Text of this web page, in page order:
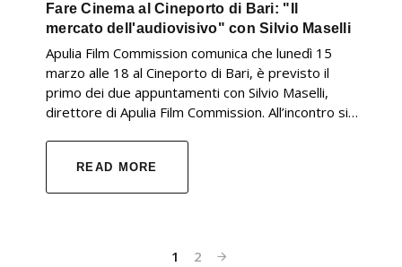
Fare Cinema al Cineporto di Bari: "Il
mercato dell'audiovisivo" con Silvio Maselli
Apulia Film Commission comunica che lunedì 15
marzo alle 18 al Cineporto di Bari, è previsto il
primo dei due appuntamenti con Silvio Maselli,
direttore di Apulia Film Commission. All’incontro si…
READ MORE
1 2